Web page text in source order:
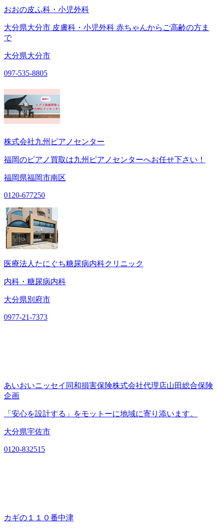
おおの皮ふ科・小児外科
大分県大分市 皮膚科・小児外科 赤ちゃんからご高齢の方ま
で
大分県大分市
097-535-8805
株式会社九州ピアノセンター
福岡のピアノ買取は九州ピアノセンターへお任せ下さい！
福岡県福岡市南区
0120-677250
医療法人たにぐち糖尿病内科クリニック
内科・糖尿病内科
大分県別府市
0977-21-7373
あいおいニッセイ同和損害保険株式会社代理店山田総合保険
企画
「安心を設計する」をモットーに地域に寄り添います。
大分県宇佐市
0120-832515
カギの１１０番中津